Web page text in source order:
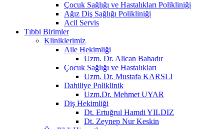
Çocuk Sağlığı ve Hastalıkları Polikliniği
Ağız Diş Sağlığı Polikliniği
Acil Servis
Tıbbi Birimler
Kliniklerimiz
Aile Hekimliği
Uzm. Dr. Alican Bahadır
Çocuk Sağlığı ve Hastalıkları
Uzm. Dr. Mustafa KARSLI
Dahiliye Poliklinik
Uzm.Dr. Mehmet UYAR
Diş Hekimliği
Dt. Ertuğrul Hamdi YILDIZ
Dt. Zeynep Nur Keskin